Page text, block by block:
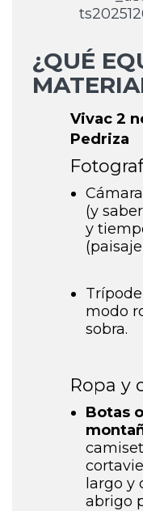
¿QUÉ
Vivac 2
Pedriza
(y
y
Trípode
modo
sobra.
Ropa y
Botas
largo y
abrigo